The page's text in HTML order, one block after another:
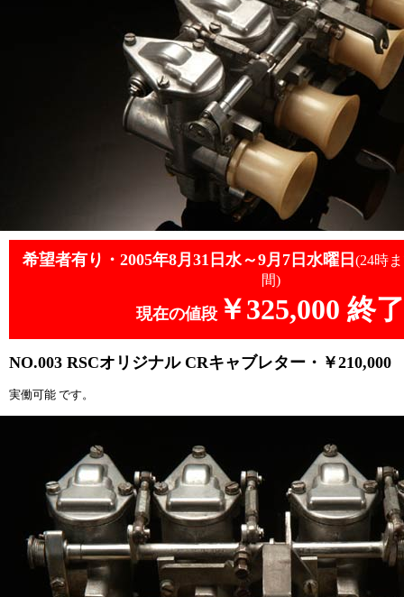
希望者有り・2005年8月31日水～9月7日 水曜日 (24時
間)
現在の値段 ￥325,000 終了
NO.003 RSCオリジナル CRキャブレター・￥210,000
実働可能 です。